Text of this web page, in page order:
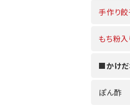
手作り
もち粉
■かけ
ぽん酢